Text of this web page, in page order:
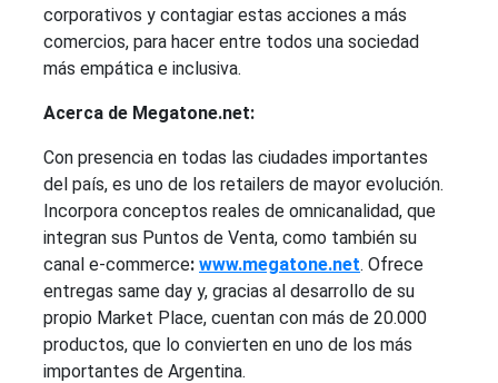
corporativos y contagiar estas acciones a más
comercios, para hacer entre todos una sociedad
más empática e inclusiva.
Acerca de Megatone.net:
Con presencia en todas las ciudades importantes
del país, es uno de los retailers de mayor evolución.
Incorpora conceptos reales de omnicanalidad, que
integran sus Puntos de Venta, como también su
canal e-commerce: www.megatone.net. Ofrece
entregas same day y, gracias al desarrollo de su
propio Market Place, cuentan con más de 20.000
productos, que lo convierten en uno de los más
importantes de Argentina.